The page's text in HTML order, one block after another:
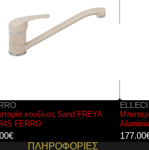
Μπαταρία κουζίνας ATHENA
Aluminium 79 ELLECI
ΠΛΗΡΟΦΟΡΙΕΣ